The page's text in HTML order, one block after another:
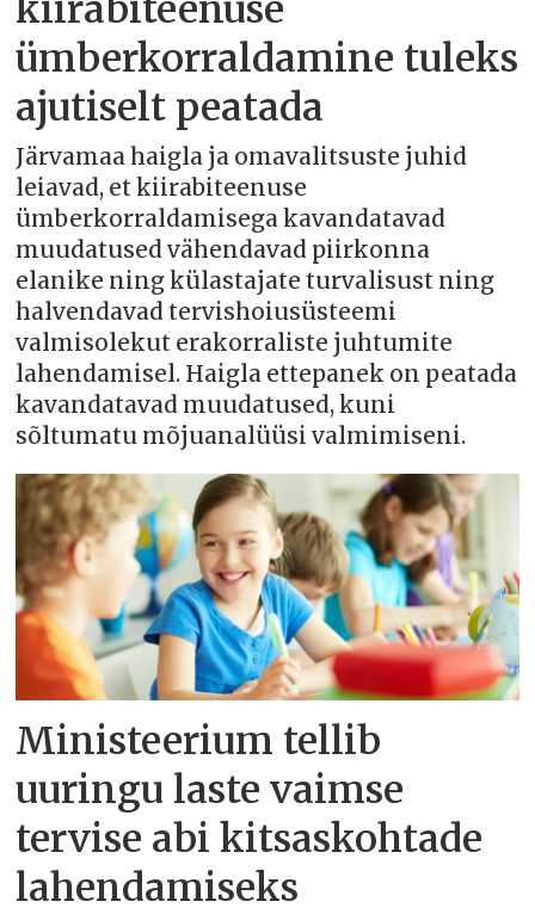
ümberkorraldamine tuleks
ajutiselt peatada
Järvamaa haigla ja omavalitsuste juhid
leiavad, et kiirabiteenuse
ümberkorraldamisega kavandatavad
muudatused vähendavad piirkonna
elanike ning külastajate turvalisust ning
halvendavad tervishoiusüsteemi
valmisolekut erakorraliste juhtumite
lahendamisel. Haigla ettepanek on peatada
kavandatavad muudatused, kuni
sõltumatu mõjuanalüüsi valmimiseni.
Ministeerium tellib
uuringu laste vaimse
tervise abi kitsaskohtade
lahendamiseks